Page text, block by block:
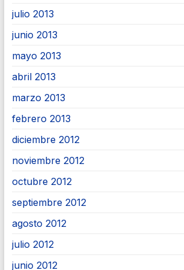
julio 2013
junio 2013
mayo 2013
abril 2013
marzo 2013
febrero 2013
diciembre 2012
noviembre 2012
octubre 2012
septiembre 2012
agosto 2012
julio 2012
junio 2012